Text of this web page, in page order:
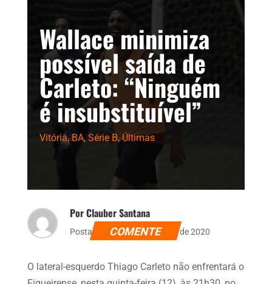
Wallace minimiza
possível saída de
Carleto: “Ninguém
é insubstituível”
Vitória,BA, Série B,Últimas
Por Clauber Santana
Postado dia 11 de novembro de 2020
COMENTE
O lateral-esquerdo Thiago Carleto não enfrentará o